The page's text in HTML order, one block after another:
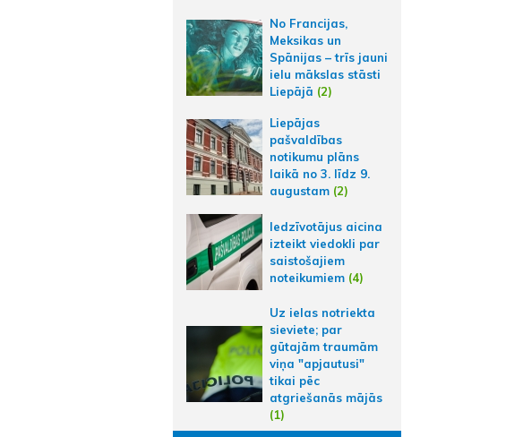
No Francijas,
Meksikas un
Spānijas – trīs jauni
ielu mākslas stāsti
Liepājā (2)
Liepājas
pašvaldības
notikumu plāns
laikā no 3. līdz 9.
augustam (2)
Iedzīvotājus aicina
izteikt viedokli par
saistošajiem
noteikumiem (4)
Uz ielas notriekta
sieviete; par
gūtajām traumām
viņa "apjautusi"
tikai pēc
atgriešanās mājās
(1)